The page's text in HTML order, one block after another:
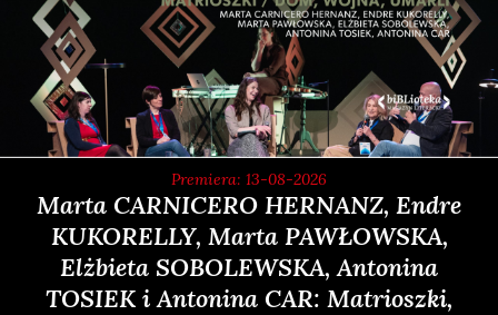
Premiera: 13-08-2026
Marta CARNICERO HERNANZ, Endre
KUKORELLY, Marta PAWŁOWSKA,
Elżbieta SOBOLEWSKA, Antonina
TOSIEK i Antonina CAR: Matrioszki,